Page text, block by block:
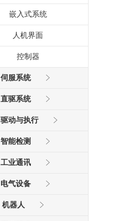
嵌入式系统
人机界面
控制器
伺服系统
直驱系统
驱动与执行
智能检测
工业通讯
电气设备
机器人